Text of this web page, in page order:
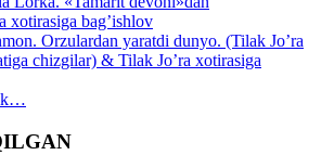
xotirasiga bag’ishlov
Orzulardan yaratdi dunyo. (Tilak Jo’ra
chizgilar) & Tilak Jo’ra xotirasiga